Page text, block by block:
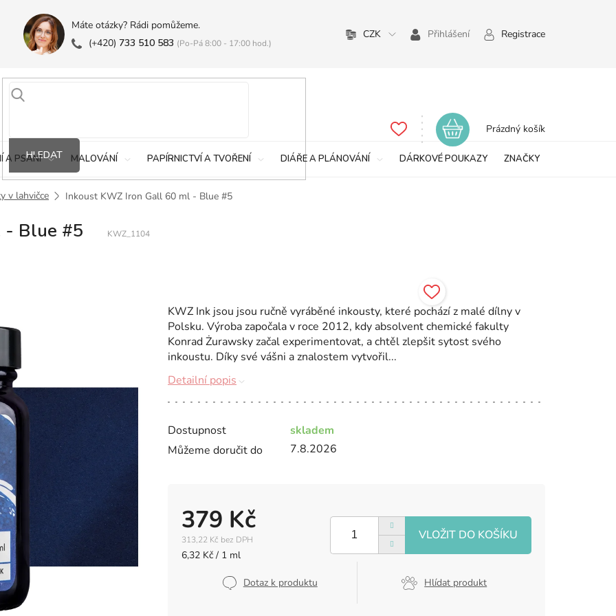
Máte otázky? Rádi pomůžeme.
(+420) 733 510 583 (Po-Pá 8:00 - 17:00 hod.)
CZK Přihlášení Registrace
HLEDAT
Nákupní
Prázdný košík
A PSANÍ MALOVÁNÍ PAPÍRNICTVÍ A TVOŘENÍ DIÁŘE A PLÁNOVÁNÍ DÁRKOVÉ POUKAZY ZNAČKY
v lahvičce Inkoust KWZ Iron Gall 60 ml - Blue #5
- Blue #5 KWZ_1104
Dostupnost
skladem
Můžeme doručit do
7.8.2026
379 Kč
313,22 Kč bez DPH
Měrná
6,32 Kč / 1 ml
Dotaz k produktu Hlídat produkt
KWZ Ink jsou jsou ručně vyráběné inkousty, které pochází z malé dílny v
Polsku. Výroba započala v roce 2012, kdy absolvent chemické fakulty
Konrad Żurawsky začal experimentovat, a chtěl zlepšit sytost svého
inkoustu. Díky své vášni a znalostem vytvořil...
Detailní popis